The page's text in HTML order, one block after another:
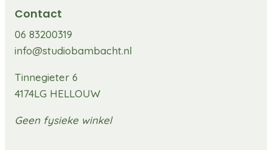
Contact
06 83200319
info@studiobambacht.nl
Tinnegieter 6
4174LG HELLOUW
Geen fysieke winkel